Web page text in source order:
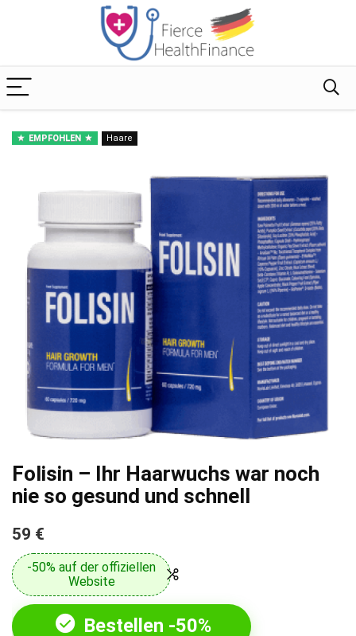
EMPFOHLEN Haare
Folisin – Ihr Haarwuchs war noch
nie so gesund und schnell
59 €
-50% auf der offiziellen
Website
Bestellen -50%